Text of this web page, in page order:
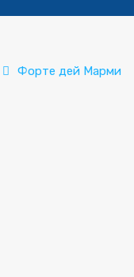
Форте дей Марми